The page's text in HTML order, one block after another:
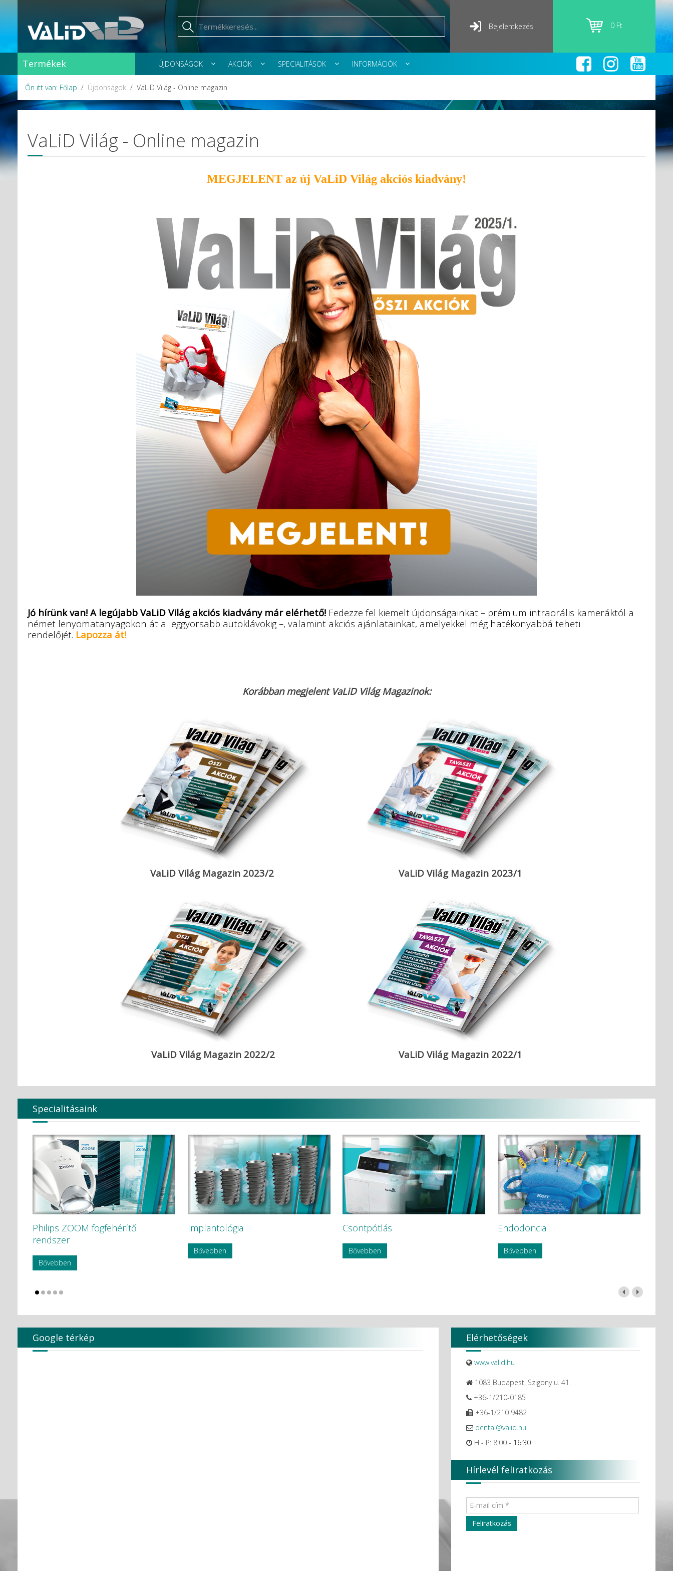
Bejelentkezés 0 Ft
Termékek ÚJDONSÁGOK AKCIÓK SPECIALITÁSOK INFORMÁCIÓK
Őn itt van: Főlap Újdonságok VaLiD Világ - Online magazin
VaLiD Világ - Online magazin
MEGJELENT az új VaLiD Világ akciós kiadvány!
Jó hírünk van! A legújabb VaLiD Világ akciós kiadvány már elérhető! Fedezze fel kiemelt újdonságainkat – prémium intraorális kameráktól a
német lenyomatanyagokon át a leggyorsabb autoklávokig –, valamint akciós ajánlatainkat, amelyekkel még hatékonyabbá teheti
rendelőjét. Lapozza át!
Korábban megjelent VaLiD Világ Magazinok:
VaLiD Világ Magazin 2023/2 VaLiD Világ Magazin 2023/1
VaLiD Világ Magazin 2022/2 VaLiD Világ Magazin 2022/1
Specialitásaink
Philips ZOOM fogfehérítő
rendszer
Bővebben
Implantológia
Bővebben
Csontpótlás
Bővebben
Endodoncia
Bővebben
Google térkép Elérhetőségek
www.valid.hu
1083 Budapest, Szigony u. 41.
+36-1/210-0185
+36-1/210 9482
dental@valid.hu
H - P: 8:00 - 16:30
Hírlevél feliratkozás